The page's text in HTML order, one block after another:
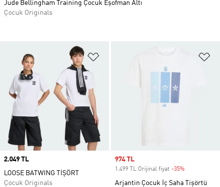
Price
2.049 TL
LOOSE BATWING TİŞÖRT
Çocuk Originals
Sale price
974 TL
1.499 TL Orijinal fiyat -35%
Arjantin Çocuk İç Saha Tişörtü
Jude Bellingham Training Çocuk Eşofman Altı
Çocuk Originals